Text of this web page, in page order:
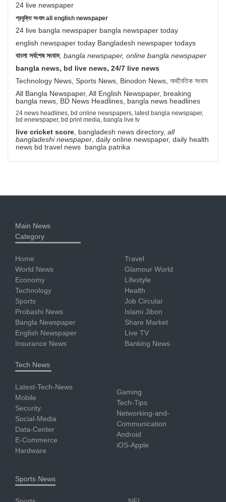
24 live newspaper
প্রযুক্তি সংবাদ all english newspaper
24 live bangla newspaper bangla newspaper today
english newspaper today Bangladesh newspaper todays
বাংলা সর্বশেষ সংবাদ, bangla newspaper, online bangla newspaper
bangla news, bd live news, 24/7 live news
Technology News, Sports News, Binodon News, অর্থনৈতিক সংবাদ
All Bangla Newspaper, All English Newspaper, breaking
bangla news, BD News Headlines, bangla news headlines
24 news headlines, bd online newspapers, latest bangla newspaper,
bd enewspaper, bd print media, bangla live tv
live cricket score , bangladesh news directory, all
bangladeshi newspaper , daily online newspaper, daily health
news bd travel news bangla patrika
Main News
Category
Home
World News
Economy
Technology
Sports
Probashi News
Bangla Newspaper
English Newspaper
Insurance News
Travel
Glamour World
Lifestyle
Health
Job Circular
Islami Jibon
Share Market
Live TV
Banking News
Tech News
Latest-Tech-News
Mobile
Security
Social-Media
Data-Center
E-Commerce
Hardware
Gaming
Tech-Tips
Networking-and-
Communication
Android
iOS-Apple
Sports News